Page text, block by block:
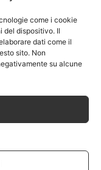
come i cookie
del dispositivo. Il
dati come il
sito. Non
su alcune